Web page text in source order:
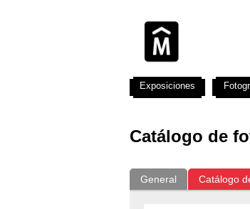
Catálogo de
General Catálogo
Exposiciones